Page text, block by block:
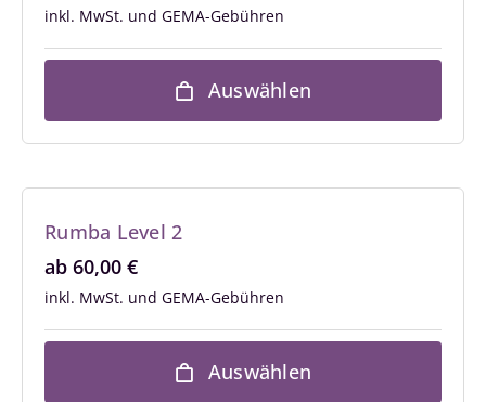
inkl. MwSt.
Auswählen
Rumba Level 2
ab 60,00 €
inkl. MwSt.
Auswählen